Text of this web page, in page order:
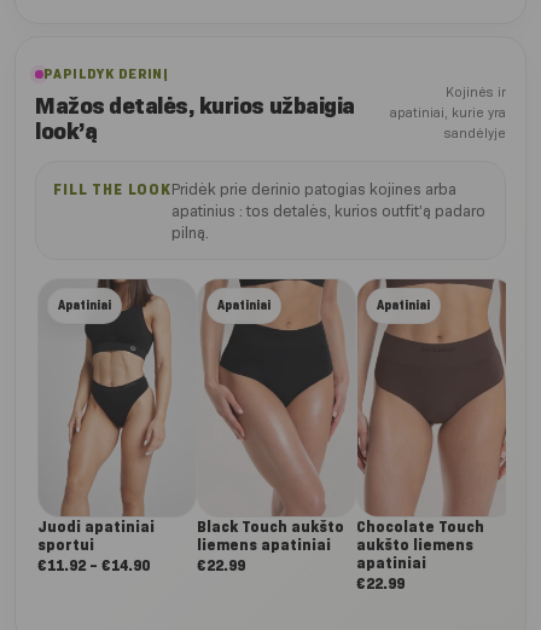
PAPILDYK DERINĮ
Mažos detalės, kurios užbaigia
look’ą
Kojinės ir
apatiniai, kurie yra
sandėlyje
FILL THE LOOKPridėk prie derinio patogias kojines arba
apatinius : tos detalės, kurios outfit’ą padaro
pilną.
Apatiniai
Juodi apatiniai
sportui
€11.92 – €14.90Nuo:
Apatiniai
Black Touch aukšto
liemens apatiniai
€22.99
Apatiniai
Chocolate Touch
aukšto liemens
apatiniai
€22.99